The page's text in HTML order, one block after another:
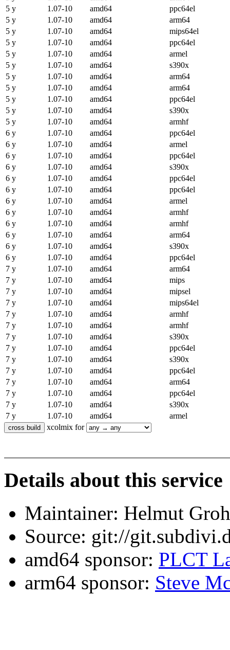
5 y
1.07-10 amd64
ppc64el
5 y
1.07-10 amd64
arm64
5 y
1.07-10 amd64
mips64el
5 y
1.07-10 amd64
ppc64el
5 y
1.07-10 amd64
armel
5 y
1.07-10 amd64
s390x
5 y
1.07-10 amd64
arm64
5 y
1.07-10 amd64
arm64
5 y
1.07-10 amd64
ppc64el
5 y
1.07-10 amd64
s390x
5 y
1.07-10 amd64
armhf
6 y
1.07-10 amd64
ppc64el
6 y
1.07-10 amd64
armel
6 y
1.07-10 amd64
ppc64el
6 y
1.07-10 amd64
s390x
6 y
1.07-10 amd64
ppc64el
6 y
1.07-10 amd64
ppc64el
6 y
1.07-10 amd64
armel
6 y
1.07-10 amd64
armhf
6 y
1.07-10 amd64
armhf
6 y
1.07-10 amd64
arm64
6 y
1.07-10 amd64
s390x
6 y
1.07-10 amd64
ppc64el
7 y
1.07-10 amd64
arm64
7 y
1.07-10 amd64
mips
7 y
1.07-10 amd64
mipsel
7 y
1.07-10 amd64
mips64el
7 y
1.07-10 amd64
armhf
7 y
1.07-10 amd64
armhf
7 y
1.07-10 amd64
s390x
7 y
1.07-10 amd64
ppc64el
7 y
1.07-10 amd64
s390x
7 y
1.07-10 amd64
ppc64el
7 y
1.07-10 amd64
arm64
7 y
1.07-10 amd64
ppc64el
7 y
1.07-10 amd64
s390x
7 y
1.07-10 amd64
armel
xcolmix for
Details about this service
Maintainer: Helmut
Source: git://
amd64 sponsor: PLCT
arm64 sponsor: Steve